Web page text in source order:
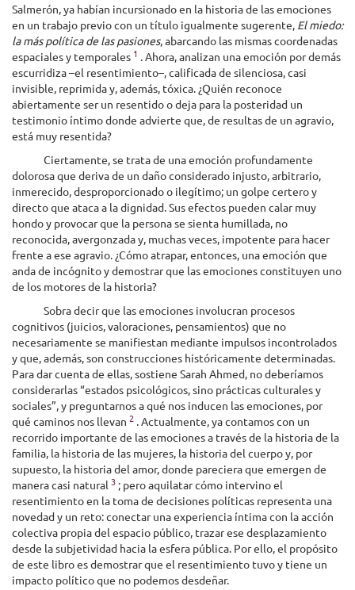
Salmerón, ya habían incursionado en la historia de las emociones
en un trabajo previo con un título igualmente sugerente, El miedo:
la más política de las pasiones, abarcando las mismas coordenadas
espaciales y temporales 1 . Ahora, analizan una emoción por demás
escurridiza –el resentimiento–, calificada de silenciosa, casi
invisible, reprimida y, además, tóxica. ¿Quién reconoce
abiertamente ser un resentido o deja para la posteridad un
testimonio íntimo donde advierte que, de resultas de un agravio,
está muy resentida?
Ciertamente, se trata de una emoción profundamente
dolorosa que deriva de un daño considerado injusto, arbitrario,
inmerecido, desproporcionado o ilegítimo; un golpe certero y
directo que ataca a la dignidad. Sus efectos pueden calar muy
hondo y provocar que la persona se sienta humillada, no
reconocida, avergonzada y, muchas veces, impotente para hacer
frente a ese agravio. ¿Cómo atrapar, entonces, una emoción que
anda de incógnito y demostrar que las emociones constituyen uno
de los motores de la historia?
Sobra decir que las emociones involucran procesos
cognitivos (juicios, valoraciones, pensamientos) que no
necesariamente se manifiestan mediante impulsos incontrolados
y que, además, son construcciones históricamente determinadas.
Para dar cuenta de ellas, sostiene Sarah Ahmed, no deberíamos
considerarlas “estados psicológicos, sino prácticas culturales y
sociales”, y preguntarnos a qué nos inducen las emociones, por
qué caminos nos llevan 2 . Actualmente, ya contamos con un
recorrido importante de las emociones a través de la historia de la
familia, la historia de las mujeres, la historia del cuerpo y, por
supuesto, la historia del amor, donde pareciera que emergen de
manera casi natural 3 ; pero aquilatar cómo intervino el
resentimiento en la toma de decisiones políticas representa una
novedad y un reto: conectar una experiencia íntima con la acción
colectiva propia del espacio público, trazar ese desplazamiento
desde la subjetividad hacia la esfera pública. Por ello, el propósito
de este libro es demostrar que el resentimiento tuvo y tiene un
impacto político que no podemos desdeñar.